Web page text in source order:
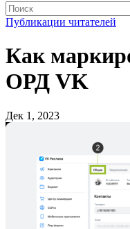
Публикации читателей
Как
ОРД VK
Дек 1, 2023